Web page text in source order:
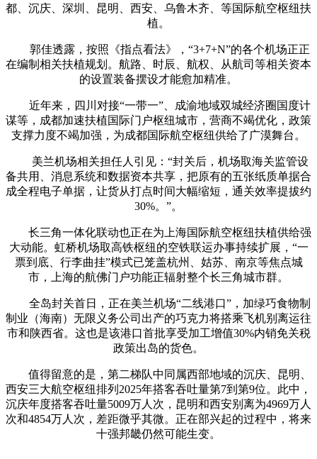
都、沉庆、深圳、昆明、西安、乌鲁木齐、等国际航空枢纽扶
植。
郭佳透露，按照《指点看法》，“3+7+N”的各个机场正正
在编制相关扶植规划。航路、时辰、航权、从航司等相关资本
的设置装备摆设才能愈加精准。
近年来，四川对接“一带一”、成渝地域双城经济圈国度计
谋等，成都加速扶植国际门户枢纽城市，营商不竭优化，政策
支撑力度不竭加强，为成都国际航空枢纽供给了广漠舞台。
美兰机场相关担任人引见：“封关后，机场取海关监管设
备共用、消息系统和数据资本共享，把原有的五张纸质单据合
成全程电子单据，让货从打点时间大幅缩短，通关效率提拔约
30%。”。
长三角一体化联动也正在为上海国际航空枢纽扶植供给强
大动能。虹桥机场取高铁枢纽的空铁联运办事持续扩展，“一
票到底、行李曲挂”模式已笼盖杭州、姑苏、南京等焦点城
市，上海的航佛门户功能正辐射整个长三角城市群。
全岛封关首日，正在美兰机场“二线港口”，加绿巧食物制
制业（海南）无限义务公司出产的巧克力将搭乘飞机别离运往
市和陕西省。这也是该港口首批享受加工增值30%内销免关税
政策出岛的货色。
值得留意的是，第二梯队中同属西部地域的沉庆、昆明、
西安三大航空枢纽排列2025年搭客吞吐量第7到第9位。此中，
沉庆年度搭客吞吐量5009万人次，昆明和西安别离为4969万人
次和4854万人次，差距微乎其微。正在部兴起的过程中，将来
十强邦畿仍然可能生变。